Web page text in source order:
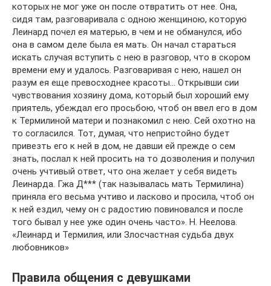
которых не мог уже он после отвратить от нее. Она,
сидя там, разговаривала с одною женщиною, которую
Леинард почел ея матерью, в чем и не обманулся, ибо
она в самом деле была ея мать. Он начал стараться
искать случая вступить с нею в разговор, что в скором
времени ему и удалось. Разговаривая с нею, нашел он
разум ея еще превосходнее красоты… Открывши сии
чувствования хозяину дома, который был хороший ему
приятель, убеждал его просьбою, чтоб он ввел его в дом
к Термилиной матери и познакомил с нею. Сей охотно на
то согласился. Тот, думая, что непристойно будет
привезть его к ней в дом, не давши ей прежде о сем
знать, послал к ней просить на то дозволения и получил
очень учтивый ответ, что она желает у себя видеть
Леинарда. Гжа Д*** (так называлась мать Термилина)
приняла его весьма учтиво и ласково и просила, чтоб он
к ней ездил, чему он с радостию повиновался и после
того бывал у нее уже один очень часто». Н. Неелова.
«Леинард и Термилия, или Злосчастная судьба двух
любовников»
Правила общения с девушками